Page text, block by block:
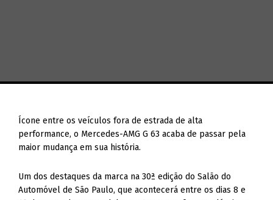
Ícone entre os veículos fora de estrada de alta
performance, o Mercedes-AMG G 63 acaba de passar pela
maior mudança em sua história.
Um dos destaques da marca na 30ª edição do Salão do
Automóvel de São Paulo, que acontecerá entre os dias 8 e